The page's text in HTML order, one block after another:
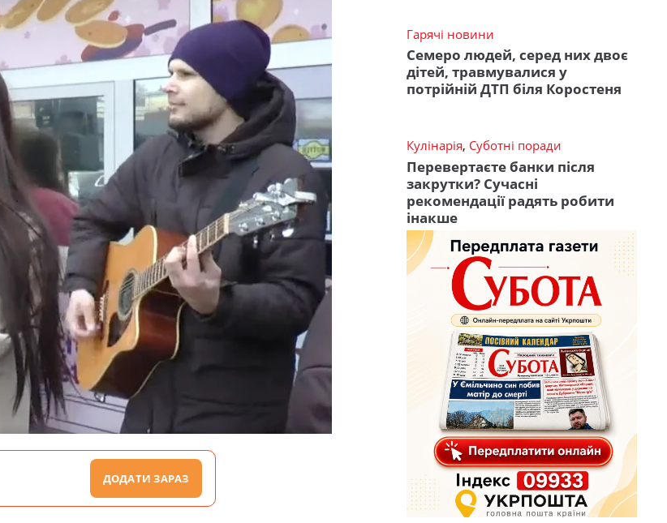
ДОДАТИ ЗАРАЗ
Гарячі новини
Семеро людей, серед них двоє
дітей, травмувалися у
потрійній ДТП біля Коростеня
Кулінарія, Суботні поради
Перевертаєте банки після
закрутки? Сучасні
рекомендації радять робити
інакше